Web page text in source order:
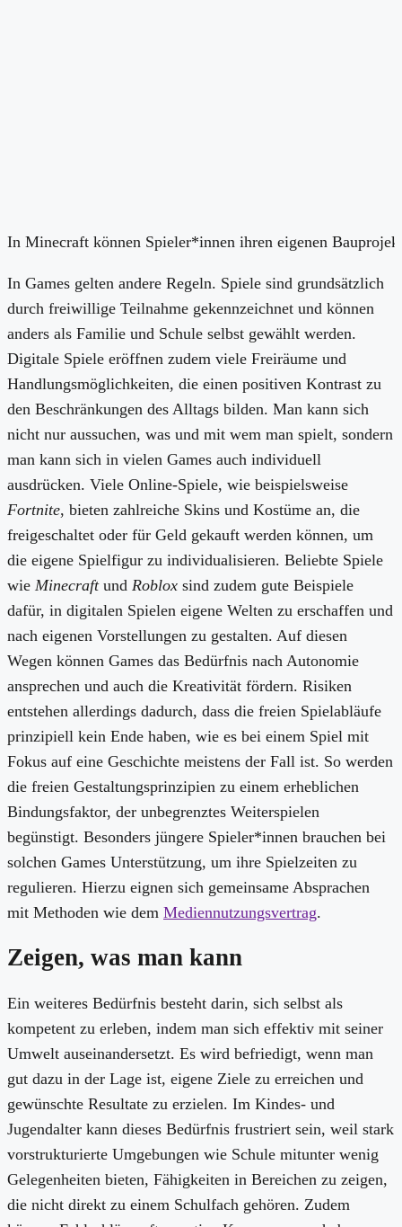
In Minecraft können Spieler*innen ihren eigenen
In Games gelten andere Regeln. Spiele sind grundsätzlich
durch freiwillige Teilnahme gekennzeichnet und können
anders als Familie und Schule selbst gewählt werden.
Digitale Spiele eröffnen zudem viele Freiräume und
Handlungsmöglichkeiten, die einen positiven Kontrast zu
den Beschränkungen des Alltags bilden. Man kann sich
nicht nur aussuchen, was und mit wem man spielt, sondern
man kann sich in vielen Games auch individuell
ausdrücken. Viele Online-Spiele, wie beispielsweise
Fortnite, bieten zahlreiche Skins und Kostüme an, die
freigeschaltet oder für Geld gekauft werden können, um
die eigene Spielfigur zu individualisieren. Beliebte Spiele
wie Minecraftund Roblox sind zudem gute Beispiele
dafür, in digitalen Spielen eigene Welten zu erschaffen und
nach eigenen Vorstellungen zu gestalten. Auf diesen
Wegen können Games das Bedürfnis nach Autonomie
ansprechen und auch die Kreativität fördern. Risiken
entstehen allerdings dadurch, dass die freien Spielabläufe
prinzipiell kein Ende haben, wie es bei einem Spiel mit
Fokus auf eine Geschichte meistens der Fall ist. So werden
die freien Gestaltungsprinzipien zu einem erheblichen
Bindungsfaktor, der unbegrenztes Weiterspielen
begünstigt. Besonders jüngere Spieler*innen brauchen bei
solchen Games Unterstützung, um ihre Spielzeiten zu
regulieren. Hierzu eignen sich gemeinsame Absprachen
mit Methoden wie dem Mediennutzungsvertrag.
Zeigen, was man kann
Ein weiteres Bedürfnis besteht darin, sich selbst als
kompetent zu erleben, indem man sich effektiv mit seiner
Umwelt auseinandersetzt. Es wird befriedigt, wenn man
gut dazu in der Lage ist, eigene Ziele zu erreichen und
gewünschte Resultate zu erzielen. Im Kindes- und
Jugendalter kann dieses Bedürfnis frustriert sein, weil stark
vorstrukturierte Umgebungen wie Schule mitunter wenig
Gelegenheiten bieten, Fähigkeiten in Bereichen zu zeigen,
die nicht direkt zu einem Schulfach gehören. Zudem